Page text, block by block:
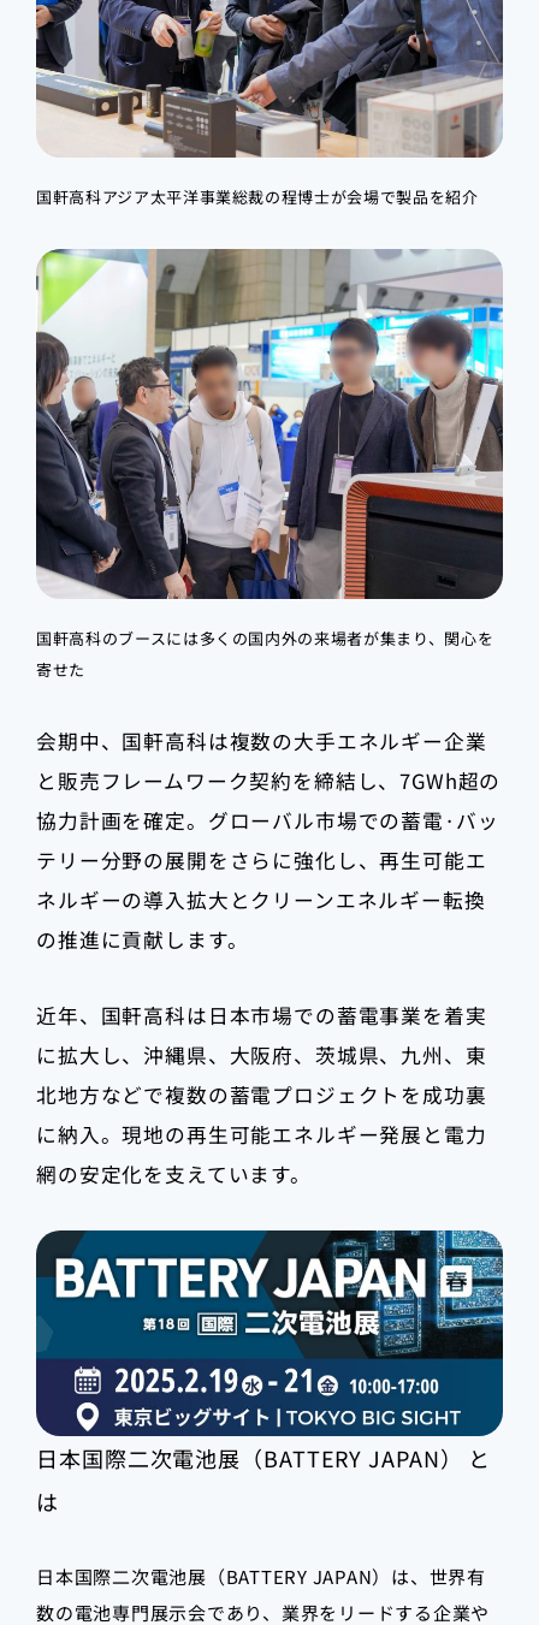
国軒高科アジア太平洋事業総裁の程博士が会場で製品を紹介
国軒高科のブースには多くの国内外の来場者が集まり、関心を
寄せた
会期中、国軒高科は複数の大手エネルギー企業
と販売フレームワーク契約を締結し、7GWh超の
協力計画を確定。グローバル市場での蓄電·バッ
テリー分野の展開をさらに強化し、再生可能エ
ネルギーの導入拡大とクリーンエネルギー転換
の推進に貢献します。
近年、国軒高科は日本市場での蓄電事業を着実
に拡大し、沖縄県、大阪府、茨城県、九州、東
北地方などで複数の蓄電プロジェクトを成功裏
に納入。現地の再生可能エネルギー発展と電力
網の安定化を支えています。
日本国際二次電池展（BATTERY JAPAN） と
は
日本国際二次電池展（BATTERY JAPAN）は、世界有
数の電池専門展示会であり、業界をリードする企業や